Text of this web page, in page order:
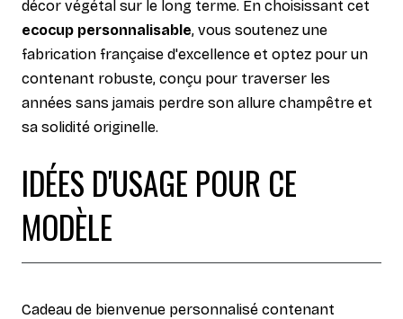
décor végétal sur le long terme. En choisissant cet
ecocup personnalisable, vous soutenez une
fabrication française d'excellence et optez pour un
contenant robuste, conçu pour traverser les
années sans jamais perdre son allure champêtre et
sa solidité originelle.
IDÉES D'USAGE POUR CE
MODÈLE
Cadeau de bienvenue personnalisé contenant